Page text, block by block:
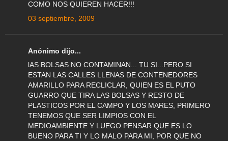
COMO NOS QUIEREN HACER!!!
03 septiembre, 2009
Anónimo dijo...
lAS BOLSAS NO CONTAMINAN... TU SI...PERO SI
ESTAN LAS CALLES LLENAS DE CONTENEDORES
AMARILLO PARA RECLICLAR, QUIEN ES EL PUTO
GUARRO QUE TIRA LAS BOLSAS Y RESTO DE
PLASTICOS POR EL CAMPO Y LOS MARES, PRIMERO
TENEMOS QUE SER LIMPIOS CON EL
MEDIOAMBIENTE Y LUEGO PENSAR QUE ES LO
BUENO PARA TI Y LO MALO PARA MI, POR QUE NO